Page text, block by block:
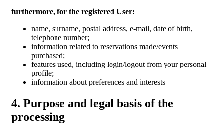
furthermore, for the registered User:
name, surname, postal address, e-mail, date of birth,
telephone number;
information related to reservations made/events
purchased;
features used, including login/logout from your personal
profile;
information about preferences and interests
4. Purpose and legal basis of the
processing